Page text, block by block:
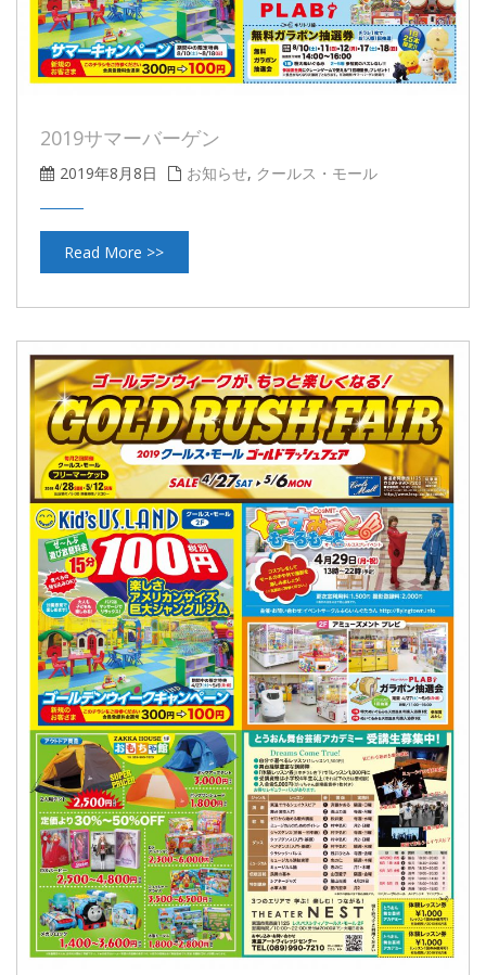
2019サマーバーゲン
2019年8月8日 お知らせ, クールス・モール
Read More >>